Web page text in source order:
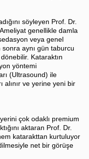
söyleyen Prof. Dr.
genellikle damla
veya genel
aynı gün taburcu
Kataraktın
yöntemi
(Ultrasound) ile
alınır ve yerine yeni bir
çok odaklı premium
aktaran Prof. Dr.
katarakttan kurtuluyor
net bir görüşe